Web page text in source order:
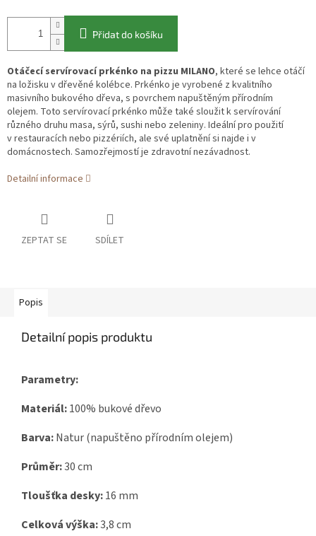
Přidat do košíku
Otáčecí servírovací prkénko na pizzu MILANO, které se lehce otáčí
na ložisku v dřevěné kolébce. Prkénko je vyrobené z kvalitního
masivního bukového dřeva, s povrchem napuštěným přírodním
olejem. Toto servírovací prkénko může také sloužit k servírování
různého druhu masa, sýrů, sushi nebo zeleniny. Ideální pro použití
v restauracích nebo pizzériích, ale své uplatnění si najde i v
domácnostech. Samozřejmostí je zdravotní nezávadnost.
Detailní informace
ZEPTAT SE SDÍLET
Popis
Detailní popis produktu
Parametry:
Materiál:100% bukové dřevo
Barva:Natur (napuštěno přírodním olejem)
Průměr:30 cm
Tloušťka desky:16 mm
Celková výška:3,8 cm